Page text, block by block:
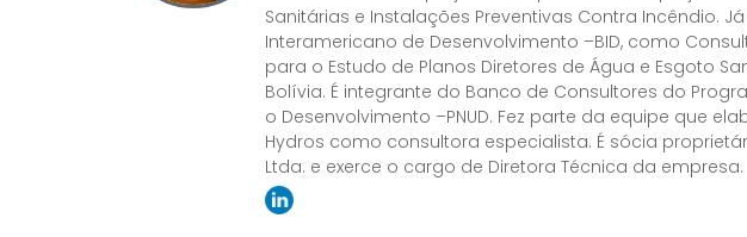
Sanitárias e Instalações Preventivas Contra Incêndio.
Interamericano de Desenvolvimento –BID, como
para o Estudo de Planos Diretores de Água e Esgoto
Bolívia. É integrante do Banco de Consultores do
o Desenvolvimento –PNUD. Fez parte da equipe que
Hydros como consultora especialista. É sócia
Ltda. e exerce o cargo de Diretora Técnica da empresa.